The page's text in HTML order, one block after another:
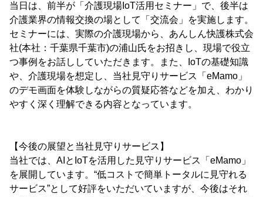
当日は、前半が「介護現場IoT活用セミナー」で、後半は
介護業界の情報交換の場として「交流会」を実施します。
セミナーには、実際の介護現場から、あんしん快護株式会
社(本社：千葉県千葉市)の浦山氏をお招きし、現場で役立
つ事例をお話ししていただきます。また、IoTの基礎知識
や、介護現場を想定し、当社見守りサービス「eMamo」
のデモ画面を体験しながらの質疑応答などを加え、わかり
やすく深く理解できる内容となっています。
【今後の展望と当社見守りサービス】
当社では、AIとIoTを活用した見守りサービス「eMamo」
を展開しています。“低コストで簡単トータルに見守れる
サービス”として好評をいただいていますが、今後はそれ